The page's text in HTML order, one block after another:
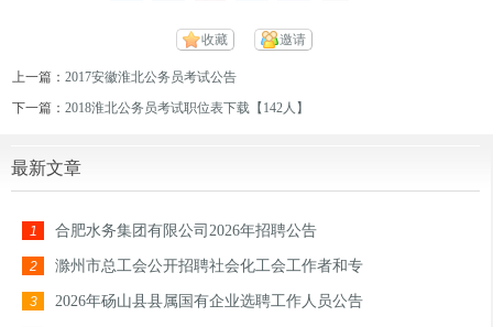
收藏 邀请
上一篇：2017安徽淮北公务员考试公告
下一篇：2018淮北公务员考试职位表下载【142人】
最新文章
1 合肥水务集团有限公司2026年招聘公告
2 滁州市总工会公开招聘社会化工会工作者和专
3 2026年砀山县县属国有企业选聘工作人员公告